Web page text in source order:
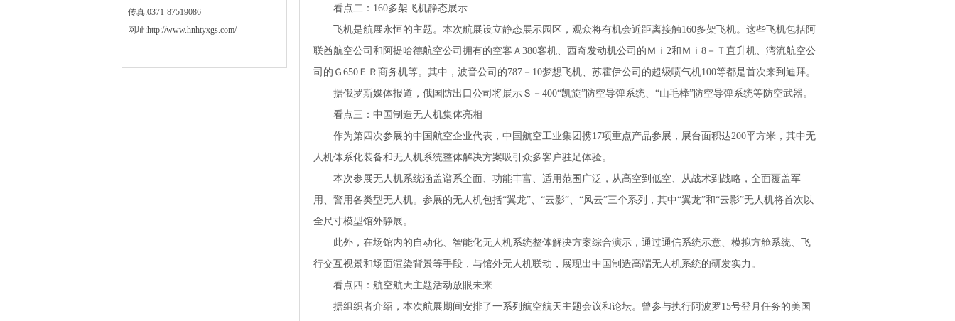
传真:0371-87519086
网址:http://www.hnhtyxgs.com/
看点二：160多架飞机静态展示
飞机是航展永恒的主题。本次航展设立静态展示园区，观众将有机会近距离接触160多架飞机。这些飞机包括阿
联酋航空公司和阿提哈德航空公司拥有的空客Ａ380客机、西奇发动机公司的Ｍｉ2和Ｍｉ8－Ｔ直升机、湾流航空公
司的Ｇ650ＥＲ商务机等。其中，波音公司的787－10梦想飞机、苏霍伊公司的超级喷气机100等都是首次来到迪拜。
据俄罗斯媒体报道，俄国防出口公司将展示Ｓ－400“凯旋”防空导弹系统、“山毛榉”防空导弹系统等防空武器。
看点三：中国制造无人机集体亮相
作为第四次参展的中国航空企业代表，中国航空工业集团携17项重点产品参展，展台面积达200平方米，其中无
人机体系化装备和无人机系统整体解决方案吸引众多客户驻足体验。
本次参展无人机系统涵盖谱系全面、功能丰富、适用范围广泛，从高空到低空、从战术到战略，全面覆盖军
用、警用各类型无人机。参展的无人机包括“翼龙”、“云影”、“风云”三个系列，其中“翼龙”和“云影”无人机将首次以
全尺寸模型馆外静展。
此外，在场馆内的自动化、智能化无人机系统整体解决方案综合演示，通过通信系统示意、模拟方舱系统、飞
行交互视景和场面渲染背景等手段，与馆外无人机联动，展现出中国制造高端无人机系统的研发实力。
看点四：航空航天主题活动放眼未来
据组织者介绍，本次航展期间安排了一系列航空航天主题会议和论坛。曾参与执行阿波罗15号登月任务的美国